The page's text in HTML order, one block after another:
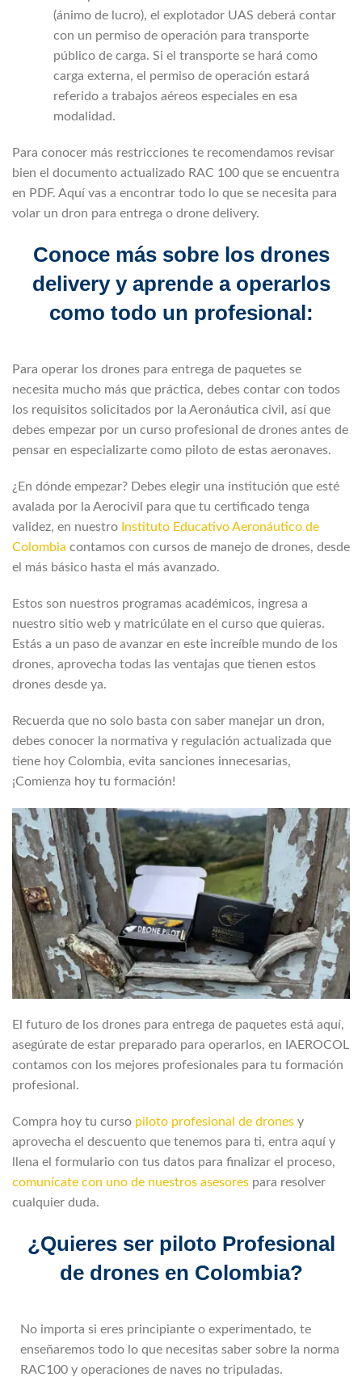
(ánimo de lucro), el explotador UAS deberá contar
con un permiso de operación para transporte
público de carga. Si el transporte se hará como
carga externa, el permiso de operación estará
referido a trabajos aéreos especiales en esa
modalidad.
Para conocer más restricciones te recomendamos revisar
bien el documento actualizado RAC 100 que se encuentra
en PDF. Aquí vas a encontrar todo lo que se necesita para
volar un dron para entrega o drone delivery.
Conoce más sobre los drones
delivery y aprende a operarlos
como todo un profesional:
Para operar los drones para entrega de paquetes se
necesita mucho más que práctica, debes contar con todos
los requisitos solicitados por la Aeronáutica civil, así que
debes empezar por un curso profesional de drones antes de
pensar en especializarte como piloto de estas aeronaves.
¿En dónde empezar? Debes elegir una institución que esté
avalada por la Aerocivil para que tu certificado tenga
validez, en nuestro Instituto Educativo Aeronáutico de
Colombia contamos con cursos de manejo de drones, desde
el más básico hasta el más avanzado.
Estos son nuestros programas académicos, ingresa a
nuestro sitio web y matricúlate en el curso que quieras.
Estás a un paso de avanzar en este increíble mundo de los
drones, aprovecha todas las ventajas que tienen estos
drones desde ya.
Recuerda que no solo basta con saber manejar un dron,
debes conocer la normativa y regulación actualizada que
tiene hoy Colombia, evita sanciones innecesarias,
¡Comienza hoy tu formación!
El futuro de los drones para entrega de paquetes está aquí,
asegúrate de estar preparado para operarlos, en IAEROCOL
contamos con los mejores profesionales para tu formación
profesional.
Compra hoy tu curso piloto profesional de drones y
aprovecha el descuento que tenemos para ti, entra aquí y
llena el formulario con tus datos para finalizar el proceso,
comunícate con uno de nuestros asesores para resolver
cualquier duda.
¿Quieres ser piloto Profesional
de drones en Colombia?
No importa si eres principiante o experimentado, te
enseñaremos todo lo que necesitas saber sobre la norma
RAC100 y operaciones de naves no tripuladas.